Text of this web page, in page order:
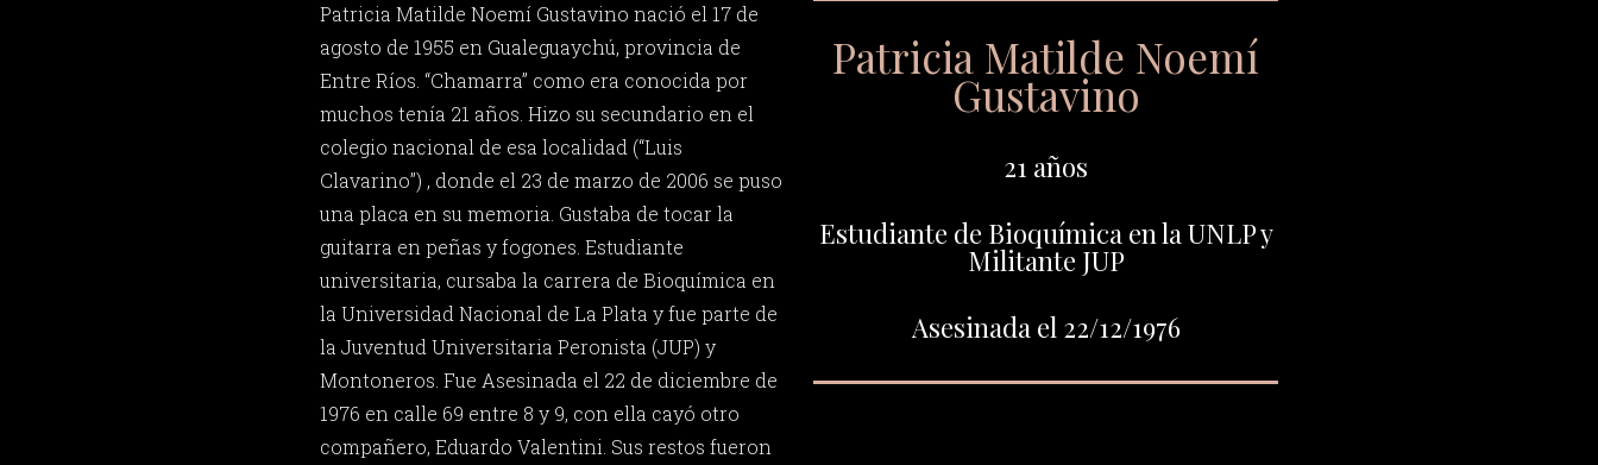
Patricia Matilde Noemí Gustavino nació el 17 de
agosto de 1955 en Gualeguaychú, provincia de
Entre Ríos. “Chamarra” como era conocida por
muchos tenía 21 años. Hizo su secundario en el
colegio nacional de esa localidad (“Luis
Clavarino”) , donde el 23 de marzo de 2006 se puso
una placa en su memoria. Gustaba de tocar la
guitarra en peñas y fogones. Estudiante
universitaria, cursaba la carrera de Bioquímica en
la Universidad Nacional de La Plata y fue parte de
la Juventud Universitaria Peronista (JUP) y
Montoneros. Fue Asesinada el 22 de diciembre de
1976 en calle 69 entre 8 y 9, con ella cayó otro
compañero, Eduardo Valentini. Sus restos fueron
Patricia Matilde Noemí
Gustavino
21 años
Estudiante de Bioquímica en la UNLP y
Militante JUP
Asesinada el 22/12/1976